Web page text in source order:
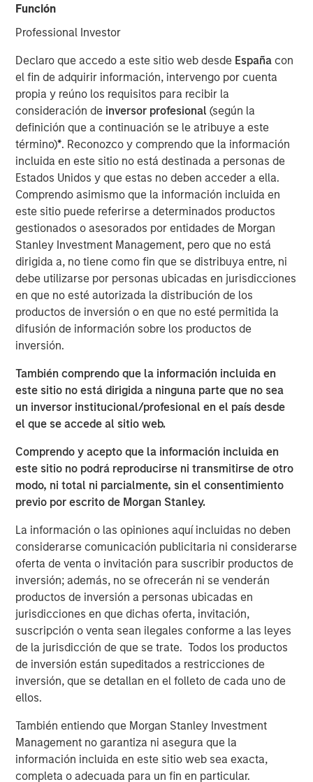
Función
Professional Investor
Declaro que accedo a este sitio web desde España con
el fin de adquirir información, intervengo por cuenta
propia y reúno los requisitos para recibir la
consideración de inversor profesional(según la
definición que a continuación se le atribuye a este
término)*. Reconozco y comprendo que la información
incluida en este sitio no está destinada a personas de
Estados Unidos y que estas no deben acceder a ella.
Comprendo asimismo que la información incluida en
este sitio puede referirse a determinados productos
gestionados o asesorados por entidades de Morgan
Stanley Investment Management, pero que no está
dirigida a, no tiene como fin que se distribuya entre, ni
debe utilizarse por personas ubicadas en jurisdicciones
en que no esté autorizada la distribución de los
productos de inversión o en que no esté permitida la
difusión de información sobre los productos de
inversión.
También comprendo que la información incluida en
este sitio no está dirigida a ninguna parte que no sea
un inversor institucional/profesional en el país desde
el que se accede al sitio web.
Comprendo y acepto que la información incluida en
este sitio no podrá reproducirse ni transmitirse de otro
modo, ni total ni parcialmente, sin el consentimiento
previo por escrito de Morgan Stanley.
La información o las opiniones aquí incluidas no deben
considerarse comunicación publicitaria ni considerarse
oferta de venta o invitación para suscribir productos de
inversión; además, no se ofrecerán ni se venderán
productos de inversión a personas ubicadas en
jurisdicciones en que dichas oferta, invitación,
suscripción o venta sean ilegales conforme a las leyes
de la jurisdicción de que se trate. Todos los productos
de inversión están supeditados a restricciones de
inversión, que se detallan en el folleto de cada uno de
ellos.
También entiendo que Morgan Stanley Investment
Management no garantiza ni asegura que la
información incluida en este sitio web sea exacta,
completa o adecuada para un fin en particular.
06:30 AM
Swander Pace Capital (“SPC”), a leading private equity
firm specializing in consumer product companies,
announced the closing of a continuation fund transaction
with Captek Softgel International, a leading Vitamin,
Mineral & Supplement (“VMS”) soft gel manufacturer in
North America. The new continuation fund acquired
Captek from Swander Pace Capital Fund V and Swander
Pace Capital Fund VI. Each investor from SPC Fund V and
VI had the opportunity to roll over their equity stake and
continue to participate as an investor. Morgan Stanley
was the lead investor in the continuation fund and is
joined by Rabo Investments, the investment arm of
Rabobank, as well as Swander Pace reinvesting LPs and
GPs. The new Fund includes substantial capital
investment to drive organic growth initiatives and
strategic acquisitions for Captek going forward.
Swander Pace Capital acquired Captek in December of
2015 and later added onto this initial investment with the
acquisition of J&D Labs in July of 2017. The combined
assets and capabilities have created a differentiated,
scale contract manufacturing business with expertise in
providing custom VMS products to its well diversified
customer base.
“We are excited to continue to partner with Swander
Pace Capital on this next phase of growth,” said Randy
Bridges, CEO of Captek. “Our focus on operational
excellence, innovation, and new acquisition potential
makes this a very exciting time for Captek, and our team
is ready for this next chapter.”
“Captek is a highly differentiated and strategically
important asset. Since starting this investment in 2015,
we have been able to drive considerable value for our
investors with the strong leadership and great execution
of our team members. The performance has been
impressive to-date, but we believe we have a strong
financial and strategic outlook ahead, and that is why we
have chosen to create a new vehicle to participate in the
next stage of growth at Captek,” explained Corby Reese,
“We are excited to collaborate with Swander Pace Capital
and the talented management team at Captek to help
support the continued growth of this unique